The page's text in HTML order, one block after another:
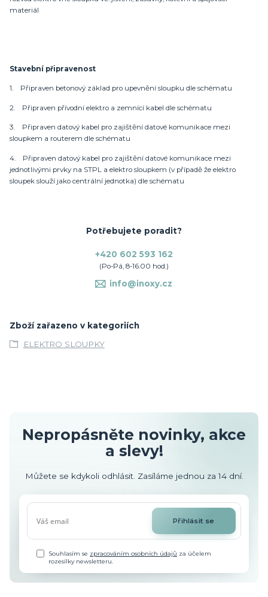
materiál
Stavební připravenost
1. Připraven betonový základ pro upevnění sloupku dle schématu
2. Připraven přívodní elektro a zemnící kabel dle schématu
3. Připraven datový kabel pro zajištění datové komunikace mezi
sloupkem a routerem dle schématu
4. Připraven datový kabel pro zajištění datové komunikace mezi
jednotlivými prvky na STPL a elektro sloupkem (v případě že elektro
sloupek slouží jako centrální jednotka) dle schématu
Potřebujete poradit?
+420 602 593 162
(Po-Pá, 8-16.00 hod.)
info@inoxy.cz
Zboží zařazeno v kategoriích
ELEKTRO SLOUPKY
Nepropásněte novinky, akce
a slevy!
Můžete se kdykoli odhlásit. Zasíláme jednou za 14 dní.
Přihlásit se
Souhlasím se zpracováním osobních údajů za účelem
rozesílky newsletteru.